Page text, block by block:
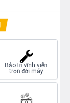
Bảo trì vĩnh viễn
trọn đời máy